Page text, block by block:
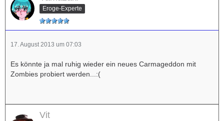
Eroge-Experte
17. August 2013 um 07:03
Es könnte ja mal ruhig wieder ein neues Carmageddon mit
Zombies probiert werden...:(
Vit